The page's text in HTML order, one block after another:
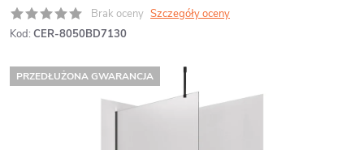
Brak oceny Szczegóły oceny
Kod: CER-8050BD7130
PRZEDŁUŻONA GWARANCJA